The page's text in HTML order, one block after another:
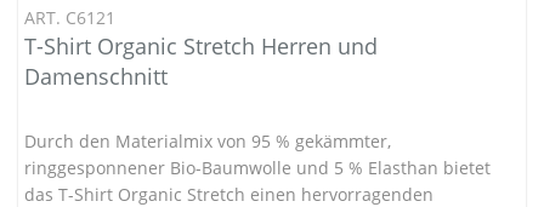
ART. C6121
T-Shirt Organic Stretch Herren und
Damenschnitt
Durch den Materialmix von 95 % gekämmter,
ringgesponnener Bio-Baumwolle und 5 % Elasthan bietet
das T-Shirt Organic Stretch einen hervorragenden